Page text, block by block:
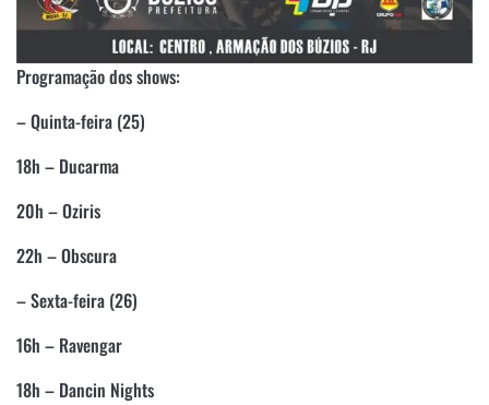
Programação dos shows:
– Quinta-feira (25)
18h – Ducarma
20h – Oziris
22h – Obscura
– Sexta-feira (26)
16h – Ravengar
18h – Dancin Nights